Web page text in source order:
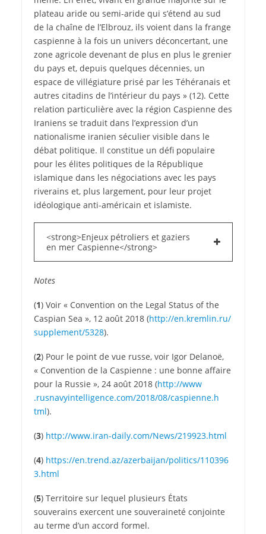
plateau aride ou semi-aride qui s’étend au sud
de la chaîne de l’Elbrouz, ils voient dans la frange
caspienne à la fois un univers déconcertant, une
zone agricole devenant de plus en plus le grenier
du pays et, depuis quelques décennies, un
espace de villégiature prisé par les Téhéranais et
autres citadins de l’intérieur du pays » (12). Cette
relation particulière avec la région Caspienne des
Iraniens se traduit dans l’expression d’un
nationalisme iranien séculier visible dans le
débat politique. Il constitue un défi populaire
pour les élites politiques de la République
islamique dans les négociations avec les pays
riverains et, plus largement, pour leur projet
idéologique anti-américain et islamiste.
<strong>Enjeux pétroliers et gaziers
en mer Caspienne</strong>
Notes
(1) Voir « Convention on the Legal Status of the
Caspian Sea », 12 août 2018 (http://​en​.kremlin​.ru/​
s​u​p​p​l​e​m​e​n​t​/​5​328).
(2) Pour le point de vue russe, voir Igor Delanoë,
« Convention de la Caspienne : une bonne affaire
pour la Russie », 24 août 2018 (http://​www​
.rusnavyintelligence​.com/​2​0​1​8​/​0​8​/​c​a​s​p​i​e​n​n​e​.​h​
tml).
(3) http://​www​.iran​-daily​.com/​N​e​w​s​/​2​1​9​9​2​3​.​h​tml
(4) https://​en​.trend​.az/​a​z​e​r​b​a​i​j​a​n​/​p​o​l​i​t​i​c​s​/​1​1​0​3​9​6​
3​.​h​tml
(5) Territoire sur lequel plusieurs États
souverains exercent une souveraineté conjointe
au terme d’un accord formel.